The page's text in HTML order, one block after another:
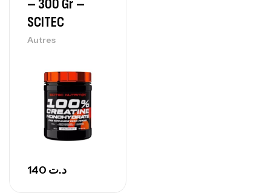
GH SURGE 90 CAPSULES
Autres
– 300 Gr –
SCITEC
Autres
د.ت